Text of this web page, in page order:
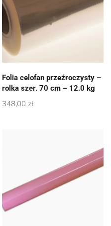
Folia celofan przeźroczysty –
rolka szer. 70 cm – 12.0 kg
348,00 zł